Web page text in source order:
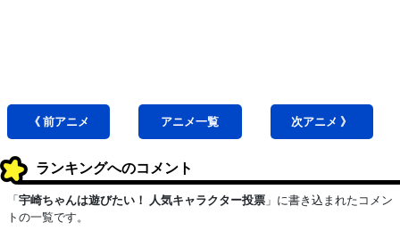
《 前アニメ アニメ一覧 次アニメ 》
ランキングへのコメント
「 宇崎ちゃんは遊びたい！ 人気キャラクター投票 」に書き込まれたコメン
トの一覧です。